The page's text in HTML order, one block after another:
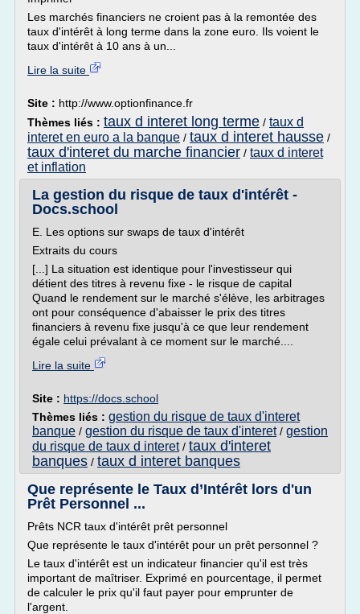
Les marchés financiers ne croient pas à la remontée des
taux d'intérêt à long terme dans la zone euro. Ils voient le
taux d'intérêt à 10 ans à un...
Lire la suite
Site : http://www.optionfinance.fr
Thèmes liés : taux d interet long terme / taux d
interet en euro a la banque / taux d interet hausse /
taux d'interet du marche financier / taux d interet
et inflation
La gestion du risque de taux d'intérêt -
Docs.school
E. Les options sur swaps de taux d'intérêt
Extraits du cours
[...] La situation est identique pour l'investisseur qui
détient des titres à revenu fixe - le risque de capital
Quand le rendement sur le marché s'élève, les arbitrages
ont pour conséquence d'abaisser le prix des titres
financiers à revenu fixe jusqu'à ce que leur rendement
égale celui prévalant à ce moment sur le marché....
Lire la suite
Site : https://docs.school
Thèmes liés : gestion du risque de taux d'interet
banque / gestion du risque de taux d'interet/ gestion
du risque de taux d interet/ taux d'interet
banques / taux d interet banques
Que représente le Taux d’Intérêt lors d'un
Prêt Personnel ...
Prêts NCR taux d'intérêt prêt personnel
Que représente le taux d'intérêt pour un prêt personnel ?
Le taux d'intérêt est un indicateur financier qu'il est très
important de maîtriser. Exprimé en pourcentage, il permet
de calculer le prix qu'il faut payer pour emprunter de
l'argent.